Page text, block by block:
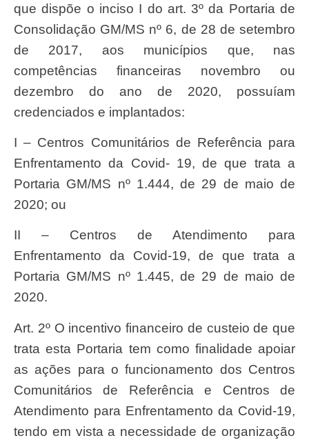
que dispõe o inciso I do art. 3º da Portaria de
Consolidação GM/MS nº 6, de 28 de setembro
de 2017, aos municípios que, nas
competências financeiras novembro ou
dezembro do ano de 2020, possuíam
credenciados e implantados:
I – Centros Comunitários de Referência para
Enfrentamento da Covid- 19, de que trata a
Portaria GM/MS nº 1.444, de 29 de maio de
2020; ou
II – Centros de Atendimento para
Enfrentamento da Covid-19, de que trata a
Portaria GM/MS nº 1.445, de 29 de maio de
2020.
Art. 2º O incentivo financeiro de custeio de que
trata esta Portaria tem como finalidade apoiar
as ações para o funcionamento dos Centros
Comunitários de Referência e Centros de
Atendimento para Enfrentamento da Covid-19,
tendo em vista a necessidade de organização